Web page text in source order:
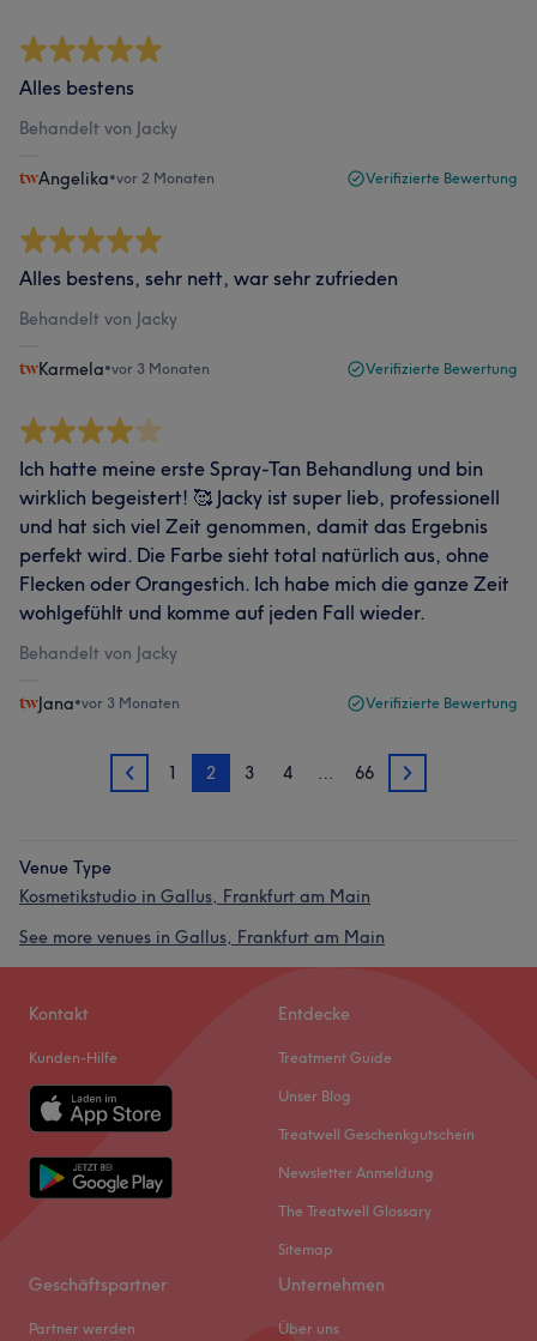
Alles bestens
Behandelt von Jacky
Angelika•vor 2 Monaten Verifizierte Bewertung
Alles bestens, sehr nett, war sehr zufrieden
Behandelt von Jacky
Karmela•vor 3 Monaten Verifizierte Bewertung
Ich hatte meine erste Spray-Tan Behandlung und bin
wirklich begeistert! 🥰 Jacky ist super lieb, professionell
und hat sich viel Zeit genommen, damit das Ergebnis
perfekt wird. Die Farbe sieht total natürlich aus, ohne
Flecken oder Orangestich. Ich habe mich die ganze Zeit
wohlgefühlt und komme auf jeden Fall wieder.
Behandelt von Jacky
Jana•vor 3 Monaten Verifizierte Bewertung
1 1 2 3 4 … 66 3
Venue Type
Kosmetikstudio in Gallus, Frankfurt am Main
See more venues in Gallus, Frankfurt am Main
Kontakt
Kunden-Hilfe
Entdecke
Treatment Guide
Unser Blog
Treatwell Geschenkgutschein
Newsletter Anmeldung
The Treatwell Glossary
Sitemap
Geschäftspartner
Partner werden
Unternehmen
Über uns